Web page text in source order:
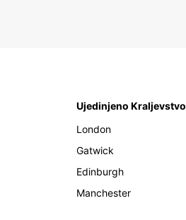
Ujedinjeno Kraljevstvo
London
Gatwick
Edinburgh
Manchester